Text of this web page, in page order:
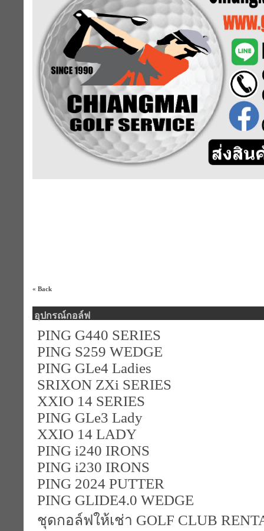
« Back
อุปกรณ์กอล์ฟ
PING G440 SERIES
PING S259 WEDGE
PING GLe4 Ladies
SRIXON ZXi SERIES
XXIO 14 SERIES
PING GLe3 Lady
XXIO 14 LADY
PING i240 IRONS
PING i230 IRONS
PING 2024 PUTTER
PING GLIDE4.0 WEDGE
ชุดกอล์ฟให้เช่า GOLF CLUB